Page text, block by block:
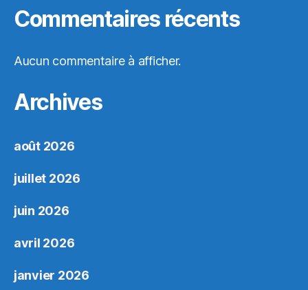
Commentaires récents
Aucun commentaire à afficher.
Archives
août 2026
juillet 2026
juin 2026
avril 2026
janvier 2026